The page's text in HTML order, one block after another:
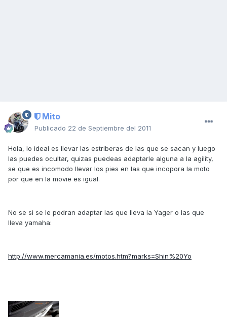
Mito
Publicado 22 de Septiembre del 2011
Hola, lo ideal es llevar las estriberas de las que se sacan y luego
las puedes ocultar, quizas puedeas adaptarle alguna a la agility,
se que es incomodo llevar los pies en las que incopora la moto
por que en la movie es igual.
No se si se le podran adaptar las que lleva la Yager o las que
lleva yamaha:
http://www.mercamania.es/motos.htm?marks=Shin%20Yo